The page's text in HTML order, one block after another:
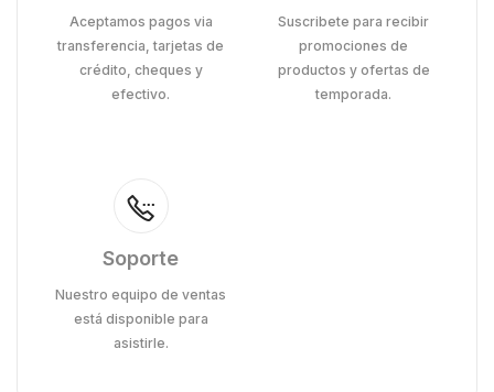
Aceptamos pagos via
transferencia, tarjetas de
crédito, cheques y
efectivo.
Suscribete para recibir
promociones de
productos y ofertas de
temporada.
Soporte
Nuestro equipo de ventas
está disponible para
asistirle.